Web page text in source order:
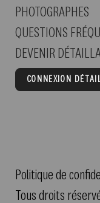
PHOTOGRAPHES
QUESTIONS
DEVENIR
CONNEXION
Politique de
Tous droits